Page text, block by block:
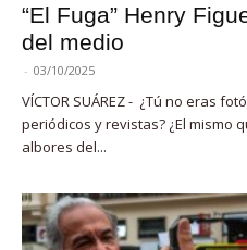
“El Fuga” Henry
del medio
- 03/10/2025
VÍCTOR SUÁREZ - ¿Tú no eras
periódicos y revistas? ¿El mismo
albores del...